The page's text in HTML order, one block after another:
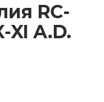
RC-
XI A.D.